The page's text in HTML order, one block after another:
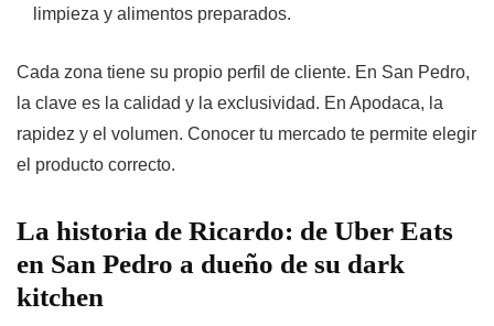
limpieza y alimentos preparados.
Cada zona tiene su propio perfil de cliente. En San Pedro,
la clave es la calidad y la exclusividad. En Apodaca, la
rapidez y el volumen. Conocer tu mercado te permite elegir
el producto correcto.
La historia de Ricardo: de Uber Eats
en San Pedro a dueño de su dark
kitchen